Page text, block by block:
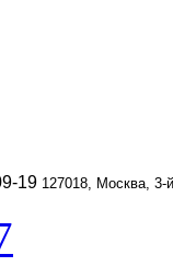
19 127018, Москва,